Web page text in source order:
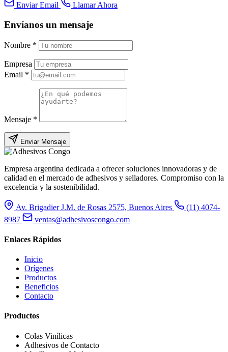
Enviar Email Llamar Ahora
Envíanos un mensaje
Nombre *
Empresa
Email *
Mensaje *
Enviar Mensaje
Empresa argentina dedicada a ofrecer soluciones innovadoras y de
calidad en el mercado de adhesivos y selladores. Compromiso con la
excelencia y la sostenibilidad.
Av. Brigadier J.M. de Rosas 2575, Buenos Aires
(11) 4074-
8987
ventas@adhesivoscongo.com
Enlaces Rápidos
Inicio
Orígenes
Productos
Beneficios
Contacto
Productos
Colas Vinílicas
Adhesivos de Contacto